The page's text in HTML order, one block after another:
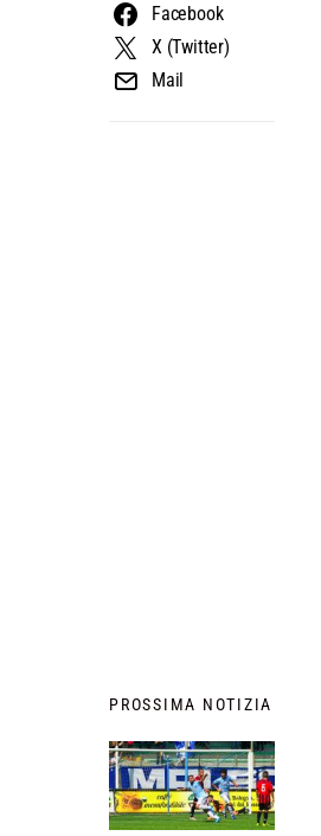
PROSSIMA NOTIZIA
Facebook
X (Twitter)
Mail